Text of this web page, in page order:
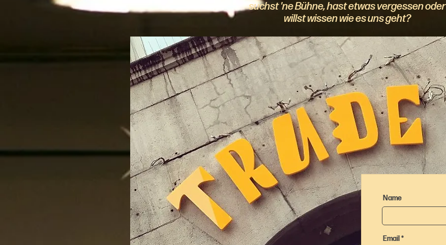
suchst 'ne Bühne, hast etwas vergessen oder
willst wissen wie es uns geht?
Name
Email